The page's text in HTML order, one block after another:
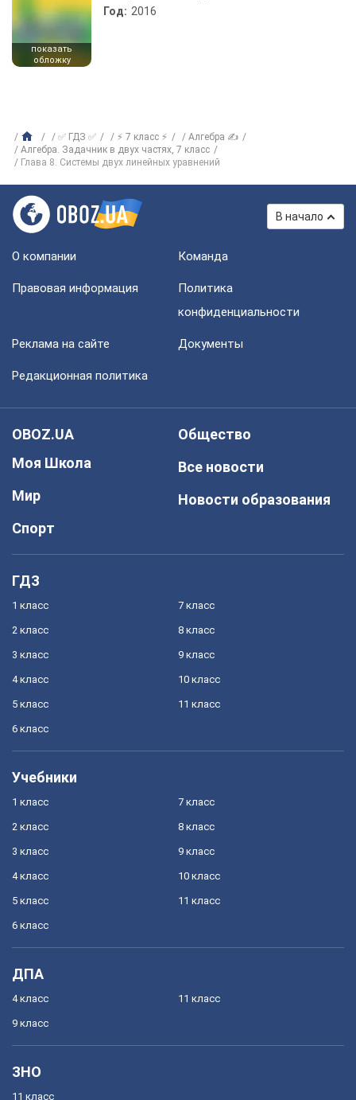
показать
обложку
Год: 2016
✅ ГДЗ ✅ ⚡ 7 класс ⚡
Алгебра ✍
Алгебра. Задачник в двух частях, 7 класс
Глава 8. Системы двух линейных уравнений
В начало
О компании Команда
Правовая информация
Политика
конфиденциальности
Реклама на сайте Документы
Редакционная политика
OBOZ.UA
Моя Школа
Мир
Спорт
Общество
Все новости
Новости образования
ГДЗ
1 класс
2 класс
3 класс
4 класс
5 класс
6 класс
7 класс
8 класс
9 класс
10 класс
11 класс
Учебники
1 класс
2 класс
3 класс
4 класс
5 класс
6 класс
7 класс
8 класс
9 класс
10 класс
11 класс
ДПА
4 класс
9 класс
11 класс
ЗНО
11 класс